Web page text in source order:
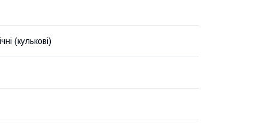
(кулькові)